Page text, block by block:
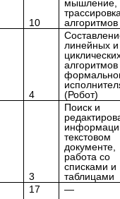
10
мышление,
алгоритмов
4
линейных и
(Робот)
3
Поиск и
текстовом
документе,
работа со
списками и
таблицами
17 —